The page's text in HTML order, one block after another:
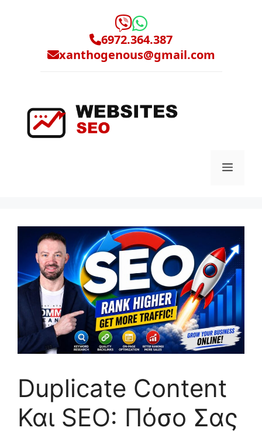
6972.364.387
xanthogenous@gmail.com
Duplicate Content
Και SEO: Πόσο Σας